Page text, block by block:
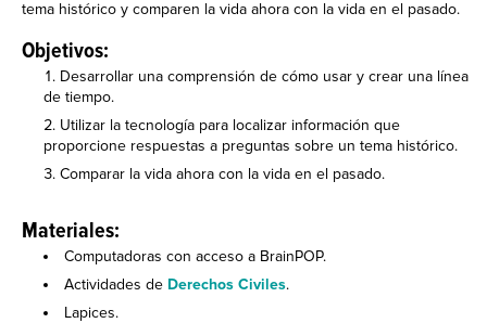
tema histórico y comparen la vida ahora con la vida en el pasado.
Objetivos:
Desarrollar una comprensión de cómo usar y crear una línea
de tiempo.
Utilizar la tecnología para localizar información que
proporcione respuestas a preguntas sobre un tema histórico.
Comparar la vida ahora con la vida en el pasado.
Materiales:
Computadoras con acceso a BrainPOP.
Actividades de Derechos Civiles.
Lapices.